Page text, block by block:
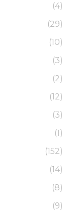
(4)
(29)
(10)
(3)
(2)
(12)
(3)
(1)
(152)
(14)
(8)
(9)